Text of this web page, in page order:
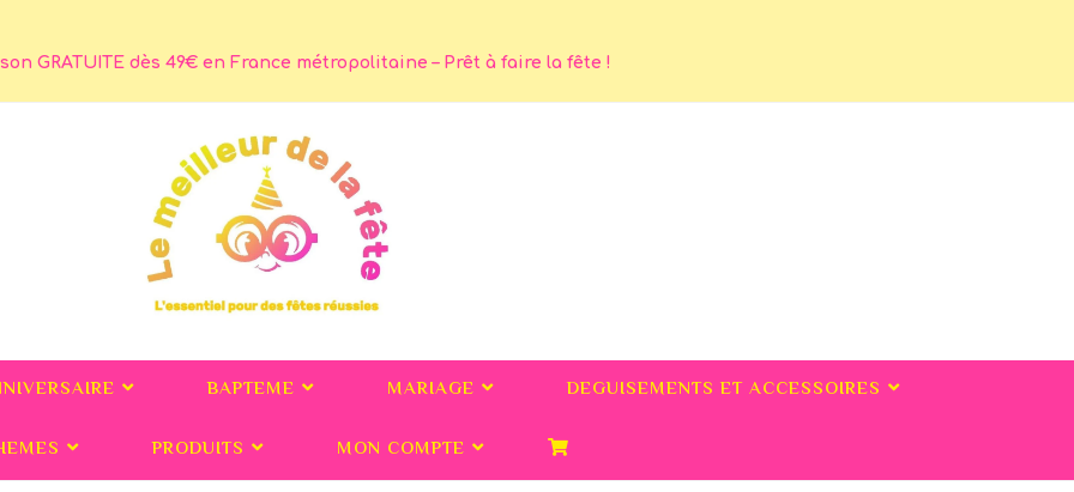
GRATUITE dès 49€ en France métropolitaine – Prêt à faire la fête !
BAPTEME MARIAGE DEGUISEMENTS ET ACCESSOIRES
PRODUITS MON COMPTE